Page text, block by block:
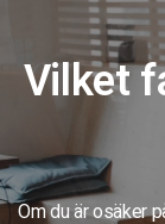
Vilket
Om du är osäker